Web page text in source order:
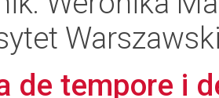
de tempore i